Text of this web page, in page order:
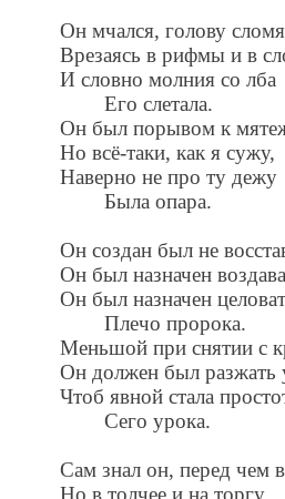
Он мчался, голову
Врезаясь в рифмы и в
И словно молния со лба
Его слетала.
Он был порывом к
Но всё-таки, как я сужу,
Наверно не про ту дежу
Была опара.
Он создан был не
Он был назначен
Он был назначен
Плечо пророка.
Меньшой при снятии с
Он должен был разжать
Чтоб явной стала
Сего урока.
Сам знал он, перед чем